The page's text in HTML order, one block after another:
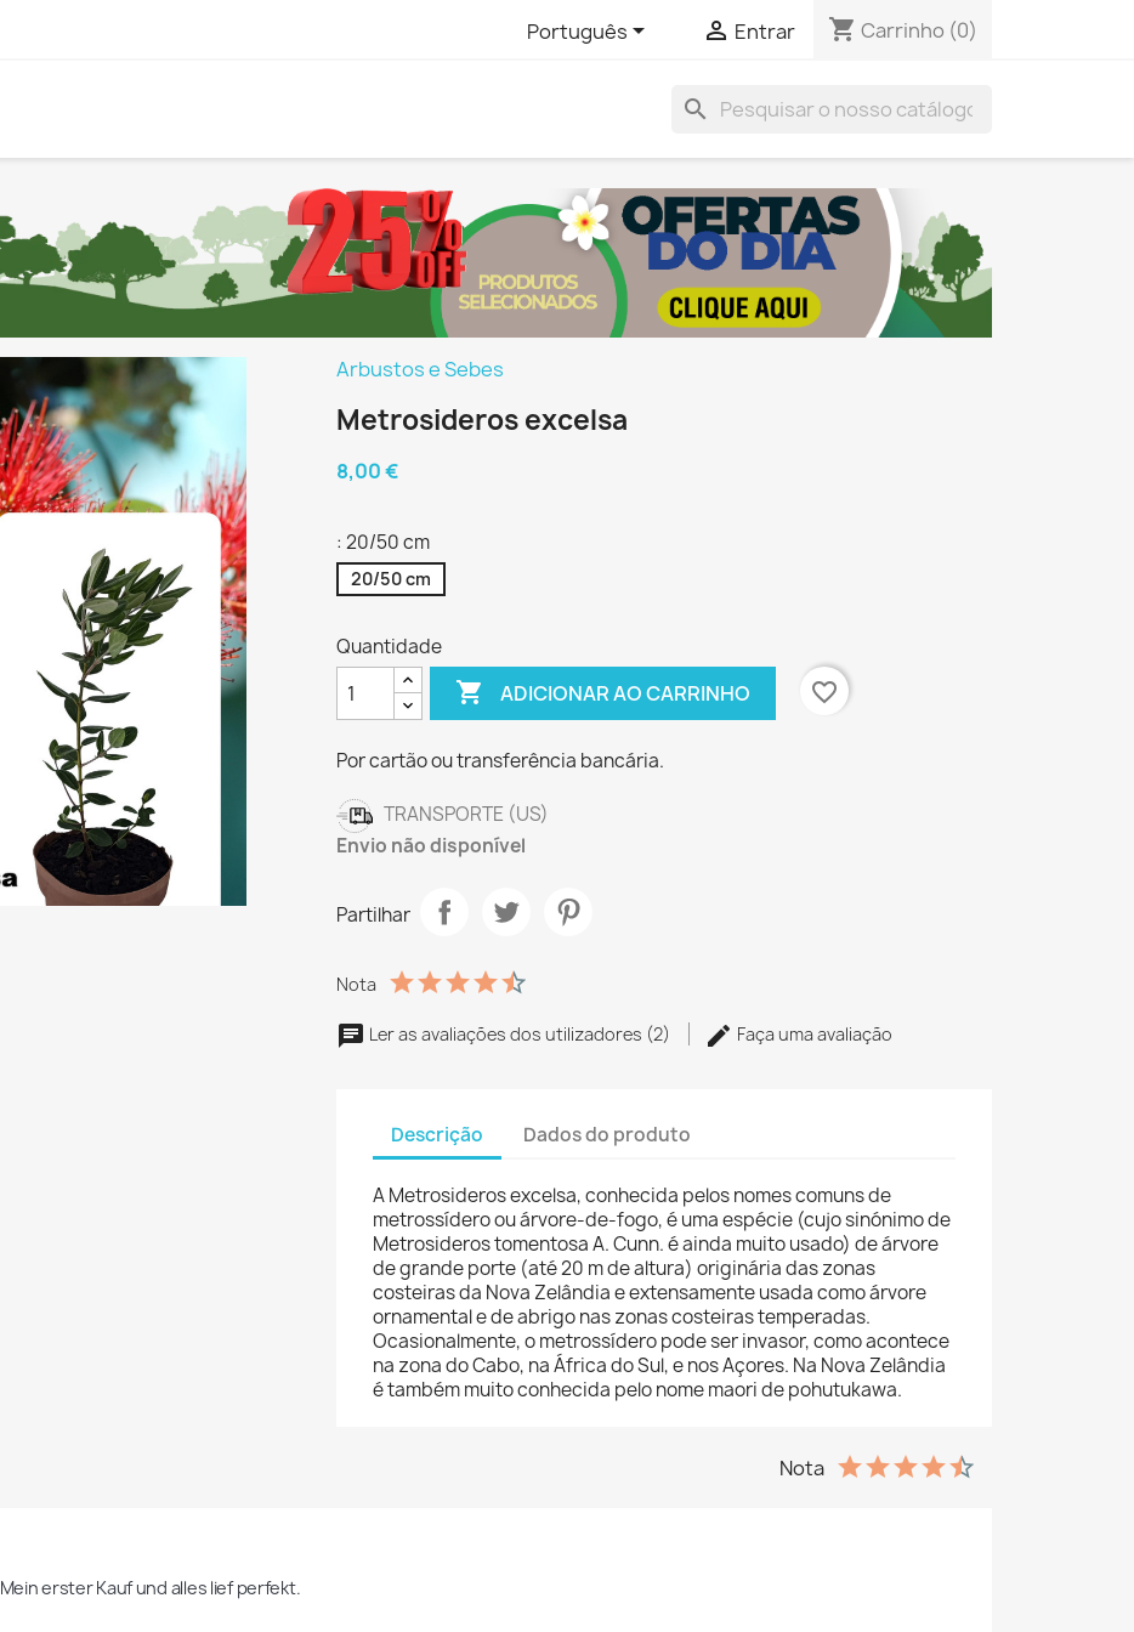
Português  Entrar shopping_cart Carrinho (0)
search
Arbustos e Sebes
Metrosideros excelsa
8,00 €
: 20/50 cm
20/50 cm
Quantidade
 ADICIONAR AO CARRINHO favorite_border
Por cartão ou transferência bancária.
TRANSPORTE (US)
Envio não disponível
Partilhar
Nota
Ler as avaliações dos utilizadores (2) Faça uma avaliação
Descrição Dados do produto
A Metrosideros excelsa, conhecida pelos nomes comuns de
metrossídero ou árvore-de-fogo, é uma espécie (cujo sinónimo de
Metrosideros tomentosa A. Cunn. é ainda muito usado) de árvore
de grande porte (até 20 m de altura) originária das zonas
costeiras da Nova Zelândia e extensamente usada como árvore
ornamental e de abrigo nas zonas costeiras temperadas.
Ocasionalmente, o metrossídero pode ser invasor, como acontece
na zona do Cabo, na África do Sul, e nos Açores. Na Nova Zelândia
é também muito conhecida pelo nome maori de pohutukawa.
Nota
Mein erster Kauf und alles lief perfekt.